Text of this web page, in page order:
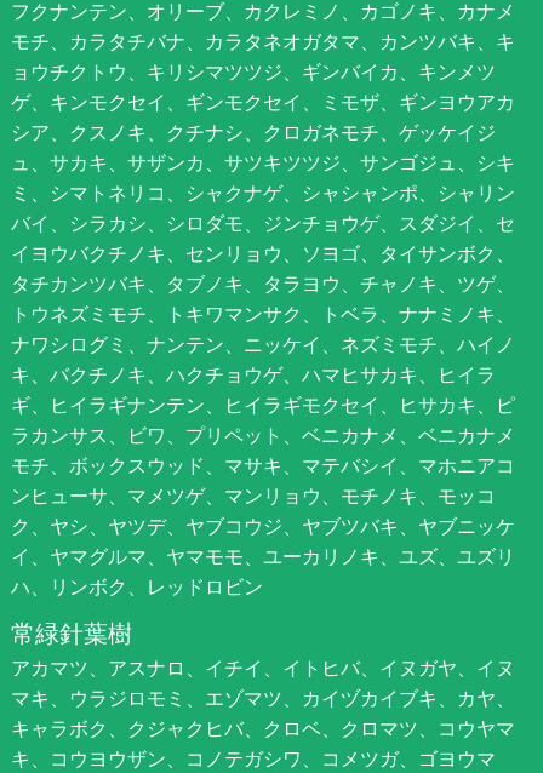
フクナンテン、オリーブ、カクレミノ、カゴノキ、カナメ
モチ、カラタチバナ、カラタネオガタマ、カンツバキ、キ
ョウチクトウ、キリシマツツジ、ギンバイカ、キンメツ
ゲ、キンモクセイ、ギンモクセイ、ミモザ、ギンヨウアカ
シア、クスノキ、クチナシ、クロガネモチ、ゲッケイジ
ュ、サカキ、サザンカ、サツキツツジ、サンゴジュ、シキ
ミ、シマトネリコ、シャクナゲ、シャシャンポ、シャリン
バイ、シラカシ、シロダモ、ジンチョウゲ、スダジイ、セ
イヨウバクチノキ、センリョウ、ソヨゴ、タイサンボク、
タチカンツバキ、タブノキ、タラヨウ、チャノキ、ツゲ、
トウネズミモチ、トキワマンサク、トベラ、ナナミノキ、
ナワシログミ、ナンテン、ニッケイ、ネズミモチ、ハイノ
キ、バクチノキ、ハクチョウゲ、ハマヒサカキ、ヒイラ
ギ、ヒイラギナンテン、ヒイラギモクセイ、ヒサカキ、ピ
ラカンサス、ビワ、プリペット、ベニカナメ、ベニカナメ
モチ、ボックスウッド、マサキ、マテバシイ、マホニアコ
ンヒューサ、マメツゲ、マンリョウ、モチノキ、モッコ
ク、ヤシ、ヤツデ、ヤブコウジ、ヤブツバキ、ヤブニッケ
イ、ヤマグルマ、ヤマモモ、ユーカリノキ、ユズ、ユズリ
ハ、リンボク、レッドロビン
常緑針葉樹
アカマツ、アスナロ、イチイ、イトヒバ、イヌガヤ、イヌ
マキ、ウラジロモミ、エゾマツ、カイヅカイブキ、カヤ、
キャラボク、クジャクヒバ、クロベ、クロマツ、コウヤマ
キ、コウヨウザン、コノテガシワ、コメツガ、ゴヨウマ